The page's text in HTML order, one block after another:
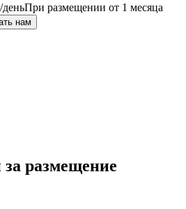
/деньПри размещении от 1 месяца
нам
размещение